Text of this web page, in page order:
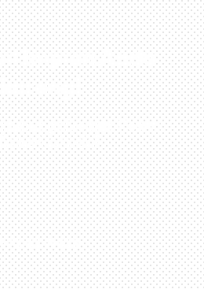
Impian Anda
Dealer Resmi
Kota Anda!
1054-7548